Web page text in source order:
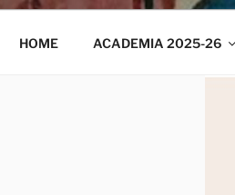
HOME ACADEMIA 2025-26